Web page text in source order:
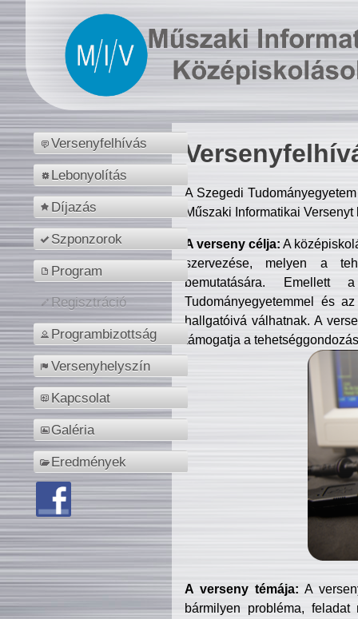
Versenyfelhívás
Lebonyolítás
Díjazás
Szponzorok
Program
Regisztráció
Programbizottság
Versenyhelyszín
Kapcsolat
Galéria
Eredmények
A Szegedi
Műszaki Informatikai
A verseny célja: A
szervezése, melyen a
bemutatására. Emellett
Tudományegyetemmel és
hallgatóivá válhatnak. A
támogatja a
A verseny témája: A
bármilyen probléma, feladat